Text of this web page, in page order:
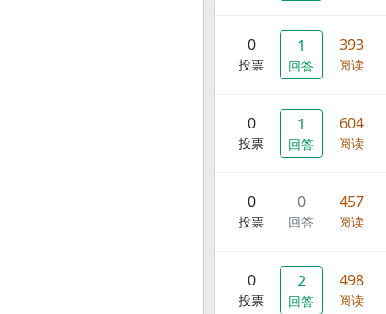
0
投票
1
回答
393
阅读
0
投票
1
回答
604
阅读
0
投票
0
回答
457
阅读
0
投票
2
回答
498
阅读